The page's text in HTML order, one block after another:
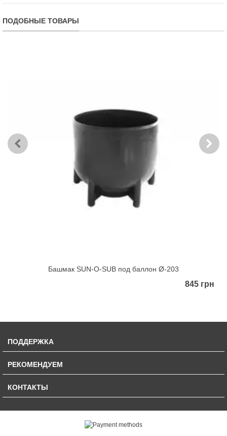
ПОДОБНЫЕ ТОВАРЫ
Башмак SUN-O-SUB под баллон Ø-203
845 грн
ПОДДЕРЖКА
РЕКОМЕНДУЕМ
КОНТАКТЫ